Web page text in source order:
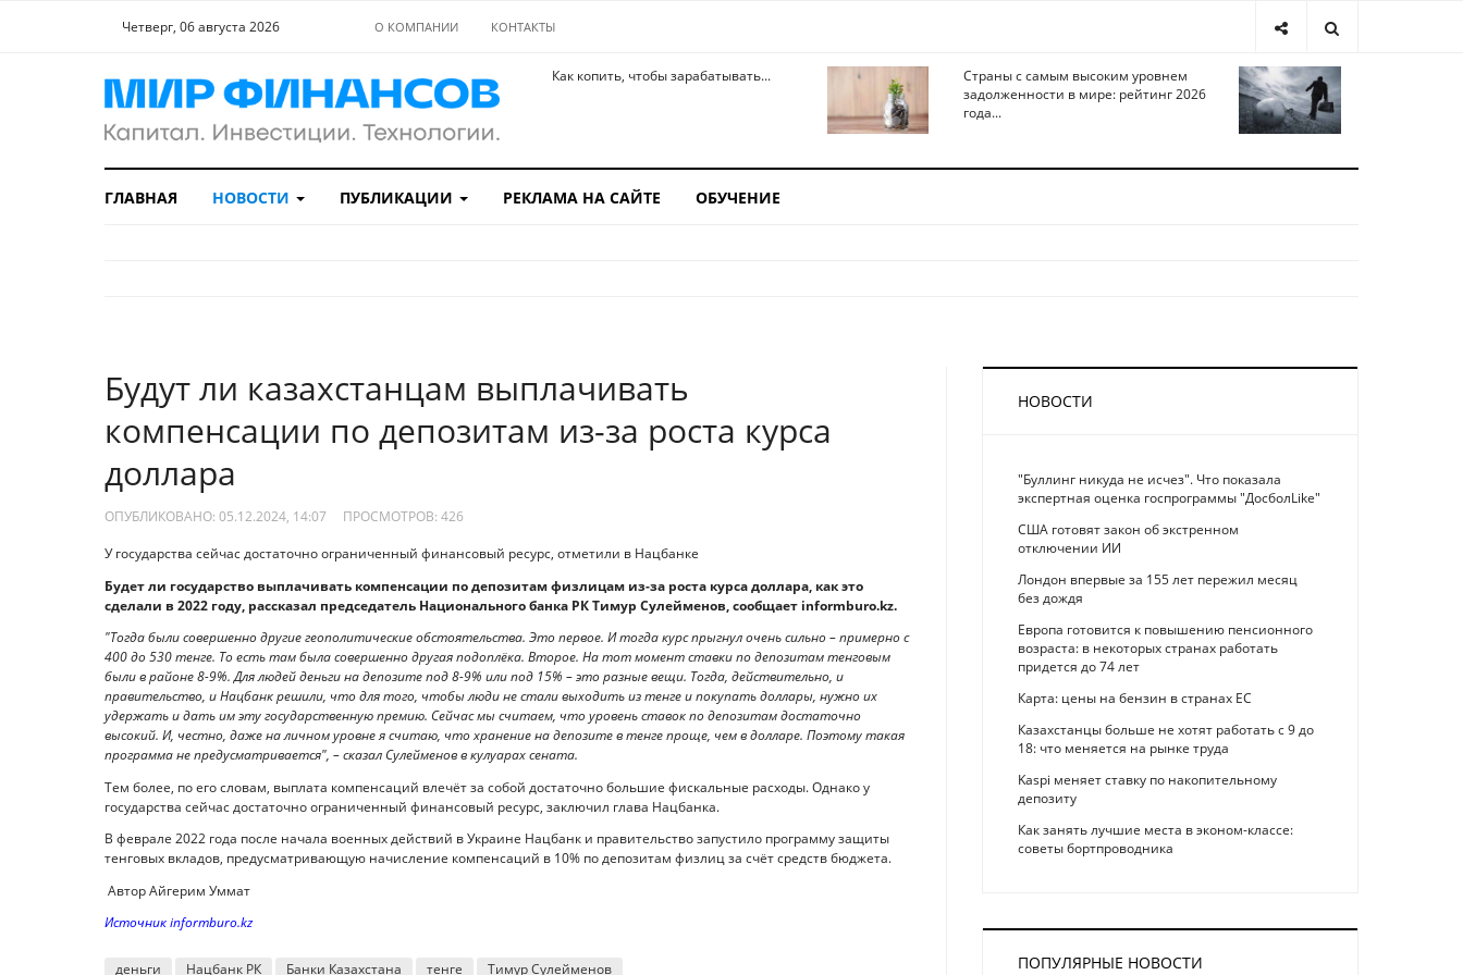
Четверг, 06 августа 2026 О КОМПАНИИ КОНТАКТЫ
Как копить, чтобы зарабатывать...
Страны с самым высоким уровнем
задолженности в мире: рейтинг 2026
года...
ГЛАВНАЯ НОВОСТИ ПУБЛИКАЦИИ РЕКЛАМА НА САЙТЕ ОБУЧЕНИЕ
Будут ли казахстанцам выплачивать
компенсации по депозитам из-за роста курса
доллара
ОПУБЛИКОВАНО: 05.12.2024, 14:07 ПРОСМОТРОВ: 426
У государства сейчас достаточно ограниченный финансовый ресурс, отметили в Нацбанке
Будет ли государство выплачивать компенсации по депозитам физлицам из-за роста курса доллара, как это
сделали в 2022 году, рассказал председатель Национального банка РК Тимур Сулейменов, сообщает informburo.kz.
"Тогда были совершенно другие геополитические обстоятельства. Это первое. И тогда курс прыгнул очень сильно – примерно с
400 до 530 тенге. То есть там была совершенно другая подоплёка. Второе. На тот момент ставки по депозитам тенговым
были в районе 8-9%. Для людей деньги на депозите под 8-9% или под 15% – это разные вещи. Тогда, действительно, и
правительство, и Нацбанк решили, что для того, чтобы люди не стали выходить из тенге и покупать доллары, нужно их
удержать и дать им эту государственную премию. Сейчас мы считаем, что уровень ставок по депозитам достаточно
высокий. И, честно, даже на личном уровне я считаю, что хранение на депозите в тенге проще, чем в долларе. Поэтому такая
программа не предусматривается", – сказал Сулейменов в кулуарах сената.
Тем более, по его словам, выплата компенсаций влечёт за собой достаточно большие фискальные расходы. Однако у
государства сейчас достаточно ограниченный финансовый ресурс, заключил глава Нацбанка.
В феврале 2022 года после начала военных действий в Украине Нацбанк и правительство запустило программу защиты
тенговых вкладов, предусматривающую начисление компенсаций в 10% по депозитам физлиц за счёт средств бюджета.
Автор Айгерим Уммат
Источник informburo.kz
деньги Нацбанк РК Банки Казахстана тенге Тимур Сулейменов
НОВОСТИ
"Буллинг никуда не исчез". Что показала
экспертная оценка госпрограммы "ДосболLike"
США готовят закон об экстренном
отключении ИИ
Лондон впервые за 155 лет пережил месяц
без дождя
Европа готовится к повышению пенсионного
возраста: в некоторых странах работать
придется до 74 лет
Карта: цены на бензин в странах ЕС
Казахстанцы больше не хотят работать с 9 до
18: что меняется на рынке труда
Kaspi меняет ставку по накопительному
депозиту
Как занять лучшие места в эконом-классе:
советы бортпроводника
ПОПУЛЯРНЫЕ НОВОСТИ